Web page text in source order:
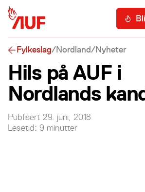
Hopp til hovedinnhold
Fylkeslag/Nordland/Nyheter
Hils på AUF i
Nordlands
Publisert 29. juni, 2018
Lesetid: 9 minutter